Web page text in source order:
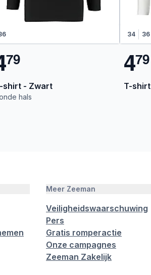
79
shirt - Zwart
hals
34 36
479
T-
Meer Zeeman
Veiligheidswaarschuwing
Pers
Gratis romperactie
Onze campagnes
Zeeman Zakelijk